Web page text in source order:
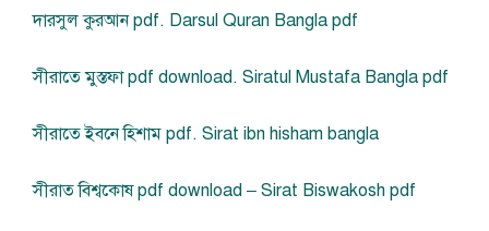
দারসুল কুরআন pdf. Darsul Quran Bangla pdf
সীরাতে মুস্তফা pdf download. Siratul Mustafa Bangla pdf
সীরাতে ইবনে হিশাম pdf. Sirat ibn hisham bangla
সীরাত বিশ্বকোষ pdf download – Sirat Biswakosh pdf